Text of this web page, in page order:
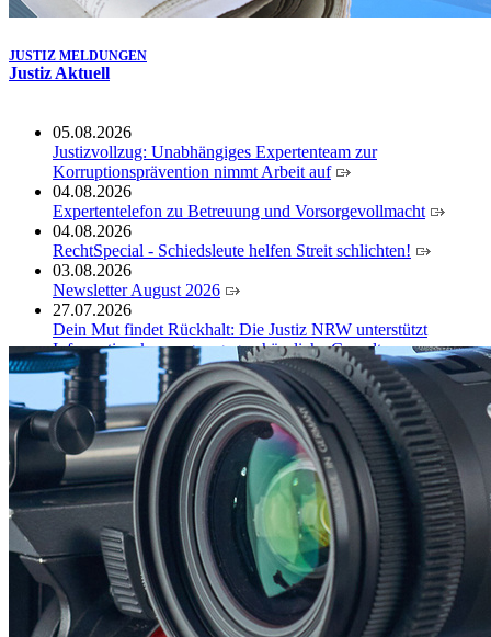
JUSTIZ MELDUNGEN
Justiz Aktuell
05.08.2026
Justizvollzug: Unabhängiges Expertenteam zur
Korruptionsprävention nimmt Arbeit auf
04.08.2026
Expertentelefon zu Betreuung und Vorsorgevollmacht
04.08.2026
RechtSpecial - Schiedsleute helfen Streit schlichten!
03.08.2026
Newsletter August 2026
27.07.2026
Dein Mut findet Rückhalt: Die Justiz NRW unterstützt
Informationskampagne gegen häusliche Gewalt
10.07.2026
Anerkennung für innovative Suizidpräventionsarbeit: JVA
Köln ausgezeichnet
14.07.2026
Justiz der Zukunft gemeinsam gestalten: Minister Limbach
zieht positive Bilanz des Projekts Zukunftswerkstatt Justiz
Nordrhein-Westfalen
01.07.2026
Newsletter Juli 2026
30.06.2026
288 Anwärterinnen und Anwärter des Jahrgangs 2024/2026
der Justizvollzugsschule NRW geehrt
30.06.2026
RechtSpecial - Schiedsleute helfen Streit schlichten!